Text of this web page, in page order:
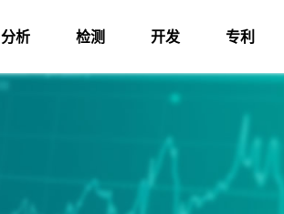
分析 检测 开发 专利